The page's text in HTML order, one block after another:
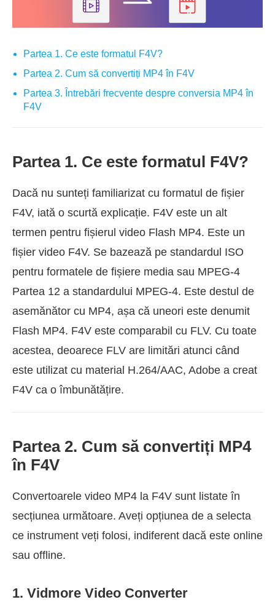
Partea 1. Ce este formatul F4V?
Partea 2. Cum să convertiți MP4 în F4V
Partea 3. Întrebări frecvente despre conversia MP4 în
F4V
Partea 1. Ce este formatul F4V?
Dacă nu sunteți familiarizat cu formatul de fișier
F4V, iată o scurtă explicație. F4V este un alt
termen pentru fișierul video Flash MP4. Este un
fișier video F4V. Se bazează pe standardul ISO
pentru formatele de fișiere media sau MPEG-4
Partea 12 a standardului MPEG-4. Este destul de
asemănător cu MP4, așa că uneori este denumit
Flash MP4. F4V este comparabil cu FLV. Cu toate
acestea, deoarece FLV are limitări atunci când
este utilizat cu material H.264/AAC, Adobe a creat
F4V ca o îmbunătățire.
Partea 2. Cum să convertiți MP4
în F4V
Convertoarele video MP4 la F4V sunt listate în
secțiunea următoare. Aveți opțiunea de a selecta
ce instrument veți folosi, indiferent dacă este online
sau offline.
1. Vidmore Video Converter